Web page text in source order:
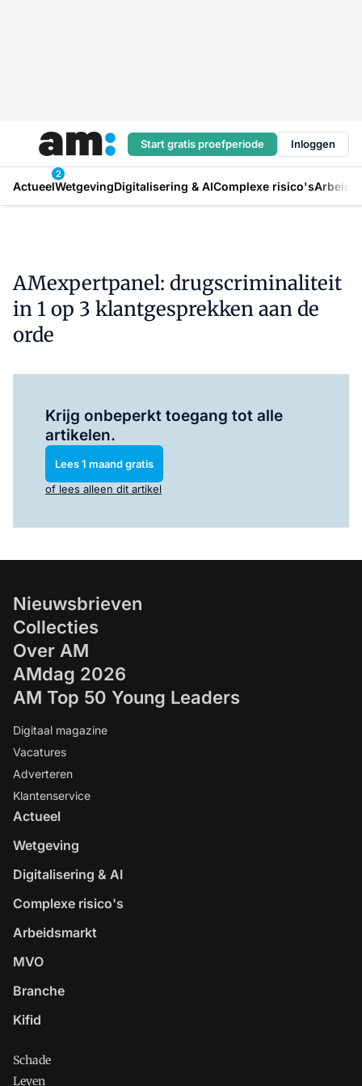
Start gratis proefperiode Inloggen
Actueel
2
WetgevingDigitalisering & AIComplexe risico's
AMexpertpanel: drugscriminaliteit
in 1 op 3 klantgesprekken aan de
orde
Krijg onbeperkt toegang tot alle
artikelen.
Lees 1 maand gratis
of lees alleen dit artikel
Nieuwsbrieven
Collecties
Over AM
AMdag 2026
AM Top 50 Young Leaders
Digitaal magazine
Vacatures
Adverteren
Klantenservice
Actueel
Wetgeving
Digitalisering & AI
Complexe risico's
Arbeidsmarkt
MVO
Branche
Kifid
Schade
Leven